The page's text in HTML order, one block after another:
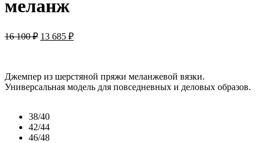
меланж
16 100₽ 13 685 ₽
Джемпер из шерстяной пряжи меланжевой вязки.
Универсальная модель для повседневных и деловых образов.
38/40
42/44
46/48